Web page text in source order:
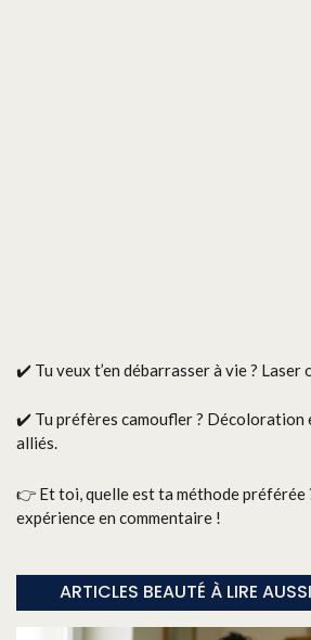
✔️ Tu veux t’en débarrasser à vie ? Laser
✔️ Tu préfères camoufler ? Décoloration
alliés.
👉 Et toi, quelle est ta méthode préférée
expérience en commentaire !
ARTICLES BEAUTÉ À LIRE AUSSI